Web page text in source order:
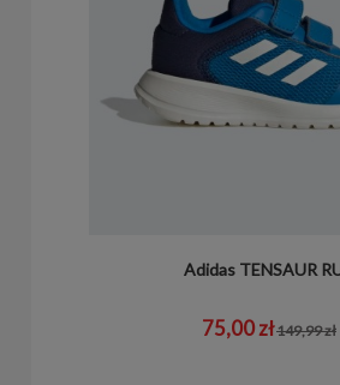
Adidas TENSAUR
75,00 zł149,99 zł